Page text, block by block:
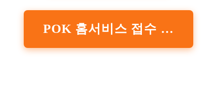
POK 홈서비스 접수 페이지